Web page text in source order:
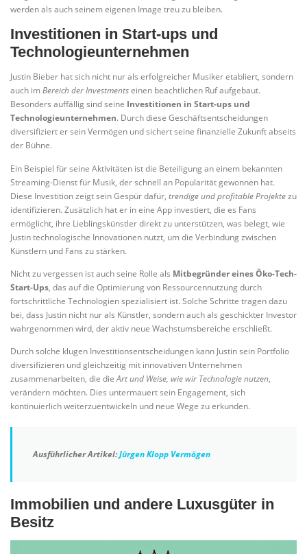
werden als auch seinem eigenen Image treu zu bleiben.
Investitionen in Start-ups und
Technologieunternehmen
Justin Bieber hat sich nicht nur als erfolgreicher Musiker etabliert, sondern
auch imBereich der Investmentseinen beachtlichen Ruf aufgebaut.
Besonders auffällig sind seine Investitionen in Start-ups und
Technologieunternehmen. Durch diese Geschäftsentscheidungen
diversifiziert er sein Vermögen und sichert seine finanzielle Zukunft abseits
der Bühne.
Ein Beispiel für seine Aktivitäten ist die Beteiligung an einem bekannten
Streaming-Dienst für Musik, der schnell an Popularität gewonnen hat.
Diese Investition zeigt sein Gespür dafür, trendige und profitable Projektezu
identifizieren. Zusätzlich hat er in eine App investiert, die es Fans
ermöglicht, ihre Lieblingskünstler direkt zu unterstützen, was belegt, wie
Justin technologische Innovationen nutzt, um die Verbindung zwischen
Künstlern und Fans zu stärken.
Nicht zu vergessen ist auch seine Rolle als Mitbegründer eines Öko-Tech-
Start-Ups, das auf die Optimierung von Ressourcennutzung durch
fortschrittliche Technologien spezialisiert ist. Solche Schritte tragen dazu
bei, dass Justin nicht nur als Künstler, sondern auch als geschickter Investor
wahrgenommen wird, der aktiv neue Wachstumsbereiche erschließt.
Durch solche klugen Investitionsentscheidungen kann Justin sein Portfolio
diversifizieren und gleichzeitig mit innovativen Unternehmen
zusammenarbeiten, die dieArt und Weise, wie wir Technologie nutzen,
verändern möchten. Dies untermauert sein Engagement, sich
kontinuierlich weiterzuentwickeln und neue Wege zu erkunden.
Ausführlicher Artikel:Jürgen Klopp Vermögen
Immobilien und andere Luxusgüter in
Besitz